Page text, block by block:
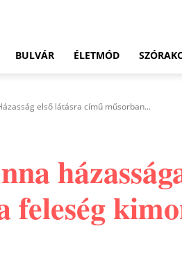
BULVÁR ÉLETMÓD
első látásra című műsorban...
feleség